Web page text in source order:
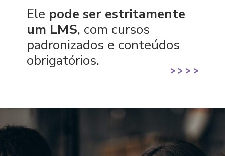
Ele pode ser estritamente
um LMS, com cursos
padronizados e conteúdos
obrigatórios.
>
>
> >